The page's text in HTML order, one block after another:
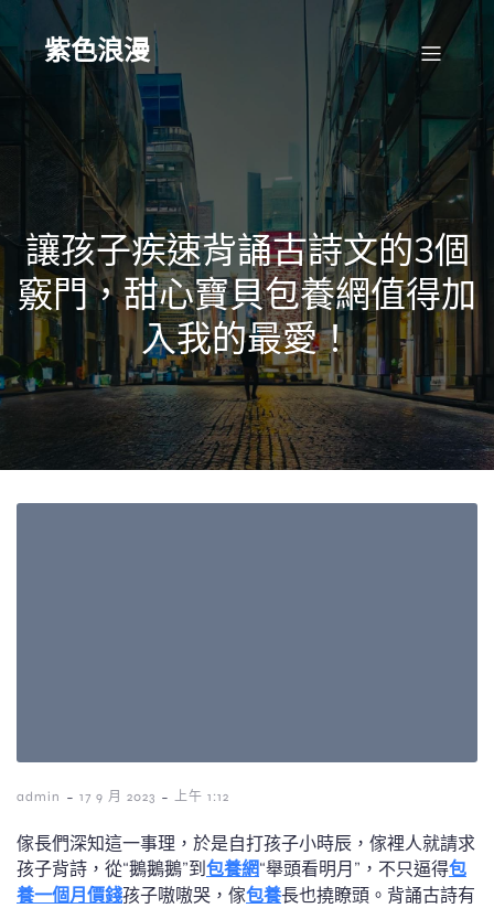
Skip
content紫色浪漫
讓孩子疾速背誦古詩文的3個
竅門，甜心寶貝包養網值得加
入我的最愛！
admin - 17 9 月 2023 - 上午 1:12
傢長們深知這一事理，於是自打孩子小時辰，傢裡人就請求
孩子背詩，從“鵝鵝鵝”到 包養網“舉頭看明月”，不只逼得包
養一個月價錢孩子嗷嗷哭，傢包養長也撓瞭頭。背誦古詩有